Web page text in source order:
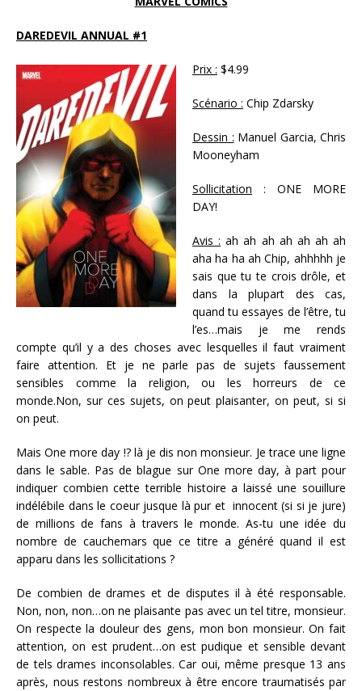
DAREDEVIL ANNUAL #1
Prix : $4.99
Scénario : Chip Zdarsky
Dessin : Manuel Garcia, Chris
Mooneyham
Sollicitation : ONE MORE
DAY!
Avis : ah ah ah ah ah ah ah
aha ha ha ah Chip, ahhhhh je
sais que tu te crois drôle, et
dans la plupart des cas,
quand tu essayes de l’être, tu
l’es…mais je me rends
compte qu’il y a des choses avec lesquelles il faut vraiment
faire attention. Et je ne parle pas de sujets faussement
sensibles comme la religion, ou les horreurs de ce
monde.Non, sur ces sujets, on peut plaisanter, on peut, si si
on peut.
Mais One more day !? là je dis non monsieur. Je trace une ligne
dans le sable. Pas de blague sur One more day, à part pour
indiquer combien cette terrible histoire a laissé une souillure
indélébile dans le coeur jusque là pur et innocent (si si je jure)
de millions de fans à travers le monde. As-tu une idée du
nombre de cauchemars que ce titre a généré quand il est
apparu dans les sollicitations ?
De combien de drames et de disputes il à été responsable.
Non, non, non…on ne plaisante pas avec un tel titre, monsieur.
On respecte la douleur des gens, mon bon monsieur. On fait
attention, on est prudent…on est pudique et sensible devant
de tels drames inconsolables. Car oui, même presque 13 ans
après, nous restons nombreux à être encore traumatisés par